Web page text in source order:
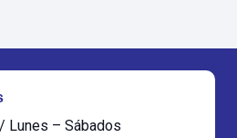
Lunes – Sábados